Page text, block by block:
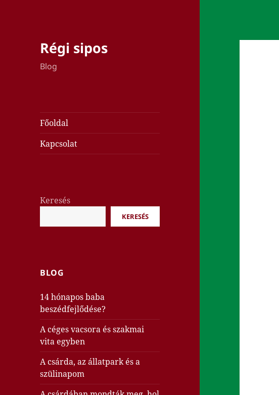
Régi sipos
Blog
Főoldal
Kapcsolat
Keresés
KERESÉS
BLOG
14 hónapos baba
beszédfejlődése?
A céges vacsora és szakmai
vita egyben
A csárda, az állatpark és a
szülinapom